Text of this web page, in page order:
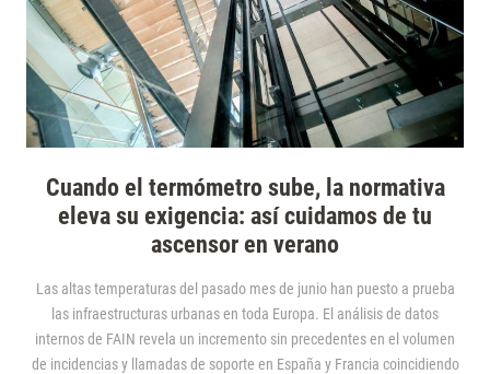
Cuando el termómetro sube, la normativa
eleva su exigencia: así cuidamos de tu
ascensor en verano
Las altas temperaturas del pasado mes de junio han puesto a prueba
las infraestructuras urbanas en toda Europa. El análisis de datos
internos de FAIN revela un incremento sin precedentes en el volumen
de incidencias y llamadas de soporte en España y Francia coincidiendo